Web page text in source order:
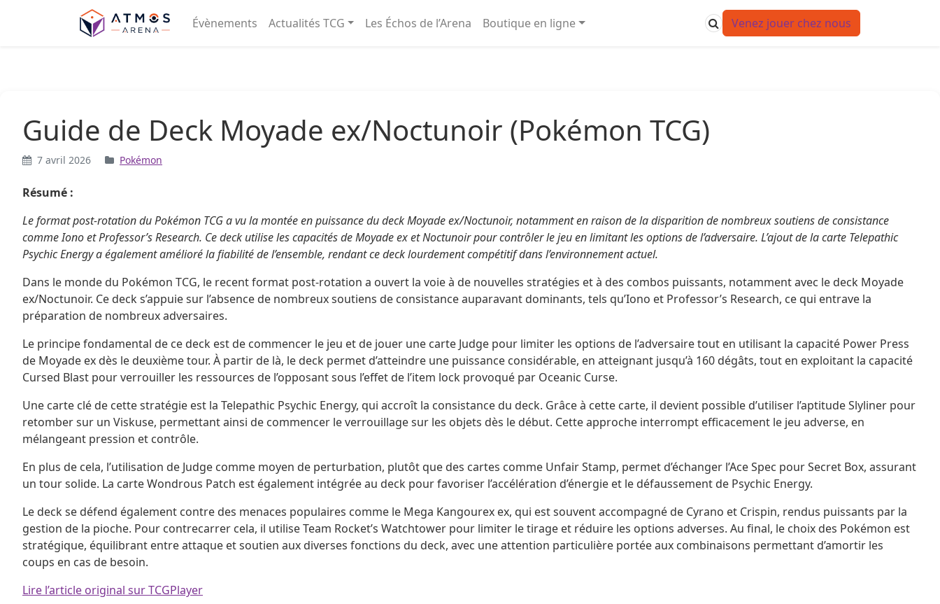
Évènements
Actualités TCG Les Échos de l’Arena Boutique en ligne Venez jouer chez nous
Guide de Deck Moyade ex/Noctunoir (Pokémon TCG)
7 avril 2026 Pokémon
Résumé :
Le format post-rotation du Pokémon TCG a vu la montée en puissance du deck Moyade ex/Noctunoir, notamment en raison de la disparition de nombreux soutiens de consistance
comme Iono et Professor’s Research. Ce deck utilise les capacités de Moyade ex et Noctunoir pour contrôler le jeu en limitant les options de l’adversaire. L’ajout de la carte Telepathic
Psychic Energy a également amélioré la fiabilité de l’ensemble, rendant ce deck lourdement compétitif dans l’environnement actuel.
Dans le monde du Pokémon TCG, le recent format post-rotation a ouvert la voie à de nouvelles stratégies et à des combos puissants, notamment avec le deck Moyade
ex/Noctunoir. Ce deck s’appuie sur l’absence de nombreux soutiens de consistance auparavant dominants, tels qu’Iono et Professor’s Research, ce qui entrave la
préparation de nombreux adversaires.
Le principe fondamental de ce deck est de commencer le jeu et de jouer une carte Judge pour limiter les options de l’adversaire tout en utilisant la capacité Power Press
de Moyade ex dès le deuxième tour. À partir de là, le deck permet d’atteindre une puissance considérable, en atteignant jusqu’à 160 dégâts, tout en exploitant la capacité
Cursed Blast pour verrouiller les ressources de l’opposant sous l’effet de l’item lock provoqué par Oceanic Curse.
Une carte clé de cette stratégie est la Telepathic Psychic Energy, qui accroît la consistance du deck. Grâce à cette carte, il devient possible d’utiliser l’aptitude Slyliner pour
retomber sur un Viskuse, permettant ainsi de commencer le verrouillage sur les objets dès le début. Cette approche interrompt efficacement le jeu adverse, en
mélangeant pression et contrôle.
En plus de cela, l’utilisation de Judge comme moyen de perturbation, plutôt que des cartes comme Unfair Stamp, permet d’échanger l’Ace Spec pour Secret Box, assurant
un tour solide. La carte Wondrous Patch est également intégrée au deck pour favoriser l’accélération d’énergie et le défaussement de Psychic Energy.
Le deck se défend également contre des menaces populaires comme le Mega Kangourex ex, qui est souvent accompagné de Cyrano et Crispin, rendus puissants par la
gestion de la pioche. Pour contrecarrer cela, il utilise Team Rocket’s Watchtower pour limiter le tirage et réduire les options adverses. Au final, le choix des Pokémon est
stratégique, équilibrant entre attaque et soutien aux diverses fonctions du deck, avec une attention particulière portée aux combinaisons permettant d’amortir les
coups en cas de besoin.
Lire l’article original sur TCGPlayer